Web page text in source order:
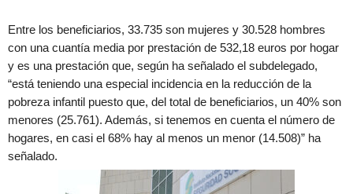
Entre los beneficiarios, 33.735 son mujeres y 30.528 hombres
con una cuantía media por prestación de 532,18 euros por hogar
y es una prestación que, según ha señalado el subdelegado,
“está teniendo una especial incidencia en la reducción de la
pobreza infantil puesto que, del total de beneficiarios, un 40% son
menores (25.761). Además, si tenemos en cuenta el número de
hogares, en casi el 68% hay al menos un menor (14.508)” ha
señalado.